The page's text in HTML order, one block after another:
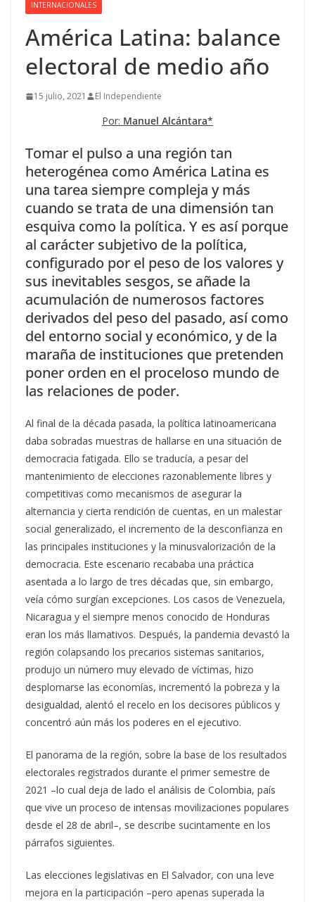
INTERNACIONALES
América Latina: balance
electoral de medio año
15 julio, 2021 El Independiente
Por: Manuel Alcántara*
Tomar el pulso a una región tan
heterogénea como América Latina es
una tarea siempre compleja y más
cuando se trata de una dimensión tan
esquiva como la política. Y es así porque
al carácter subjetivo de la política,
configurado por el peso de los valores y
sus inevitables sesgos, se añade la
acumulación de numerosos factores
derivados del peso del pasado, así como
del entorno social y económico, y de la
maraña de instituciones que pretenden
poner orden en el proceloso mundo de
las relaciones de poder.
Al final de la década pasada, la política latinoamericana
daba sobradas muestras de hallarse en una situación de
democracia fatigada. Ello se traducía, a pesar del
mantenimiento de elecciones razonablemente libres y
competitivas como mecanismos de asegurar la
alternancia y cierta rendición de cuentas, en un malestar
social generalizado, el incremento de la desconfianza en
las principales instituciones y la minusvalorización de la
democracia. Este escenario recababa una práctica
asentada a lo largo de tres décadas que, sin embargo,
veía cómo surgían excepciones. Los casos de Venezuela,
Nicaragua y el siempre menos conocido de Honduras
eran los más llamativos. Después, la pandemia devastó la
región colapsando los precarios sistemas sanitarios,
produjo un número muy elevado de víctimas, hizo
desplomarse las economías, incrementó la pobreza y la
desigualdad, alentó el recelo en los decisores públicos y
concentró aún más los poderes en el ejecutivo.
El panorama de la región, sobre la base de los resultados
electorales registrados durante el primer semestre de
2021 –lo cual deja de lado el análisis de Colombia, país
que vive un proceso de intensas movilizaciones populares
desde el 28 de abril–, se describe sucintamente en los
párrafos siguientes.
Las elecciones legislativas en El Salvador, con una leve
mejora en la participación –pero apenas superada la